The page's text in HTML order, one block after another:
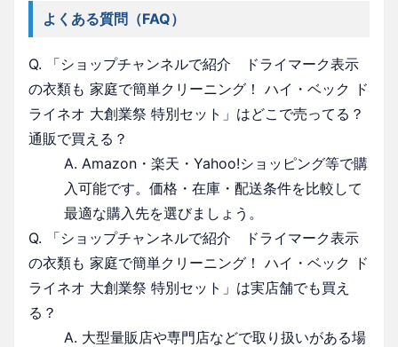
よくある質問（FAQ）
Q. 「ショップチャンネルで紹介 ドライマーク表示
の衣類も 家庭で簡単クリーニング！ ハイ・ベック ド
ライネオ 大創業祭 特別セット」はどこで売ってる？
通販で買える？
A. Amazon・楽天・Yahoo!ショッピング等で購
入可能です。価格・在庫・配送条件を比較して
最適な購入先を選びましょう。
Q. 「ショップチャンネルで紹介 ドライマーク表示
の衣類も 家庭で簡単クリーニング！ ハイ・ベック ド
ライネオ 大創業祭 特別セット」は実店舗でも買え
る？
A. 大型量販店や専門店などで取り扱いがある場